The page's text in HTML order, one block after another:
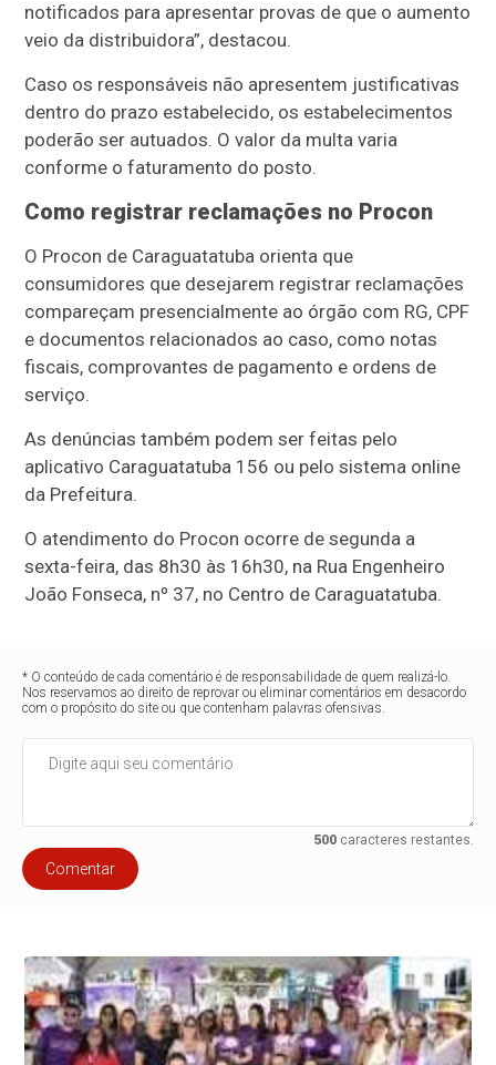
notificados para apresentar provas de que o aumento
veio da distribuidora”, destacou.
Caso os responsáveis não apresentem justificativas
dentro do prazo estabelecido, os estabelecimentos
poderão ser autuados. O valor da multa varia
conforme o faturamento do posto.
Como registrar reclamações no Procon
O Procon de Caraguatatuba orienta que
consumidores que desejarem registrar reclamações
compareçam presencialmente ao órgão com RG, CPF
e documentos relacionados ao caso, como notas
fiscais, comprovantes de pagamento e ordens de
serviço.
As denúncias também podem ser feitas pelo
aplicativo Caraguatatuba 156 ou pelo sistema online
da Prefeitura.
O atendimento do Procon ocorre de segunda a
sexta-feira, das 8h30 às 16h30, na Rua Engenheiro
João Fonseca, nº 37, no Centro de Caraguatatuba.
* O conteúdo de cada comentário é de responsabilidade de quem realizá-lo.
Nos reservamos ao direito de reprovar ou eliminar comentários em desacordo
com o propósito do site ou que contenham palavras ofensivas.
500caracteres restantes.
Comentar